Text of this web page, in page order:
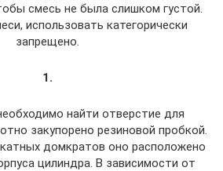
смесь не была слишком густой.
использовать категорически
запрещено.
1.
найти отверстие для
закупорено резиновой пробкой.
домкратов оно расположено
цилиндра. В зависимости от